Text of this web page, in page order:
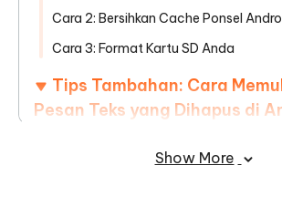
Cara 2: Bersihkan Cache Ponsel
Cara 3: Format Kartu SD Anda
Tips Tambahan: Cara
Pesan Teks yang Dihapus di
Show More